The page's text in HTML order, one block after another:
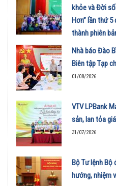
khỏe và Đời
Hơn” lần thứ
thành phiên
01/08/2026
Nhà báo Đào
Biên tập Tạp
01/08/2026
VTV LPBank
sản, lan tỏa
31/07/2026
Bộ Tư lệnh Bộ
hướng, nhiệm